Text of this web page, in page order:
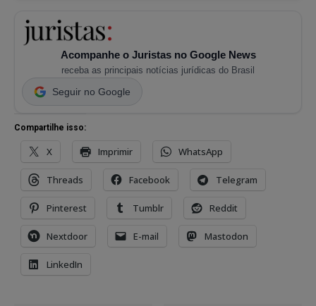
Acompanhe o Juristas no Google News
receba as principais notícias jurídicas do Brasil
Seguir no Google
Compartilhe isso:
X Imprimir WhatsApp
Threads Facebook Telegram
Pinterest Tumblr Reddit
Nextdoor E-mail Mastodon
LinkedIn